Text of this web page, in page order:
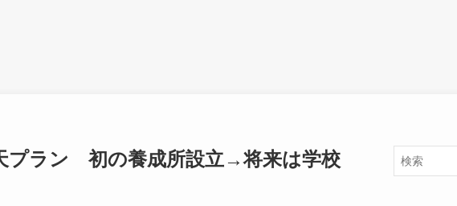
プラン 初の養成所設立→将来は学校